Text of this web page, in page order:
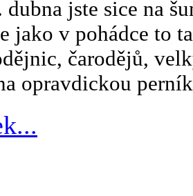
jste sice na
jako v pohádce to
čarodějů,
opravdickou